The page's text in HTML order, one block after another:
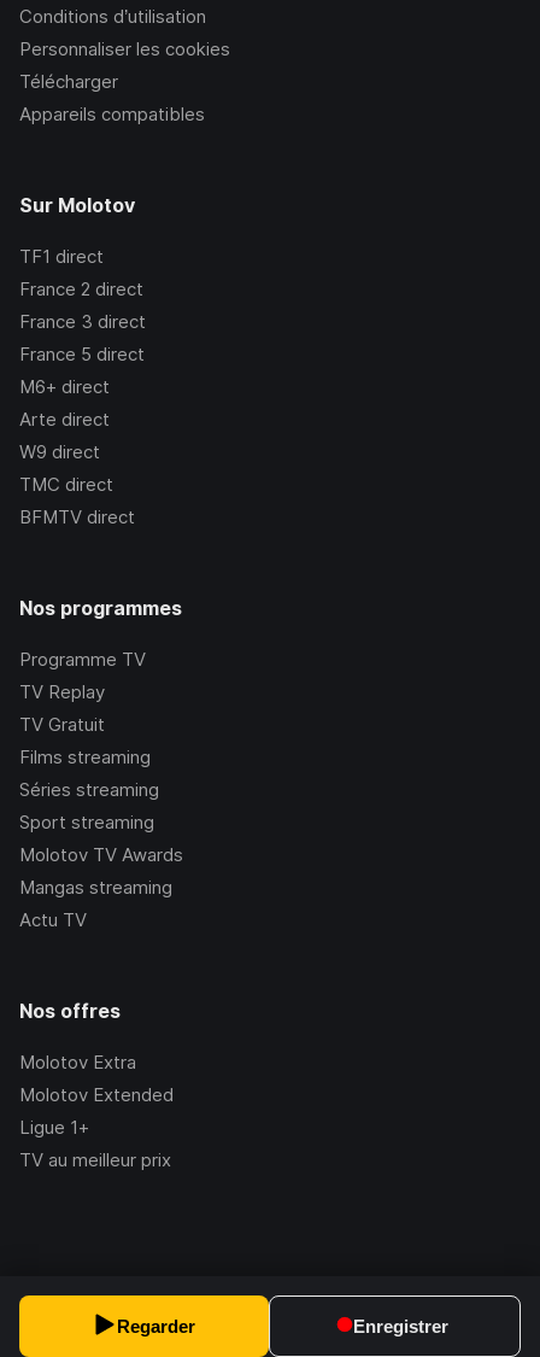
Regarder Enregistrer
Conditions d’utilisation
Personnaliser les cookies
Télécharger
Appareils compatibles
Sur Molotov
TF1 direct
France 2 direct
France 3 direct
France 5 direct
M6+ direct
Arte direct
W9 direct
TMC direct
BFMTV direct
Nos programmes
Programme TV
TV Replay
TV Gratuit
Films streaming
Séries streaming
Sport streaming
Molotov TV Awards
Mangas streaming
Actu TV
Nos offres
Molotov Extra
Molotov Extended
Ligue 1+
TV au meilleur prix
2.228.1